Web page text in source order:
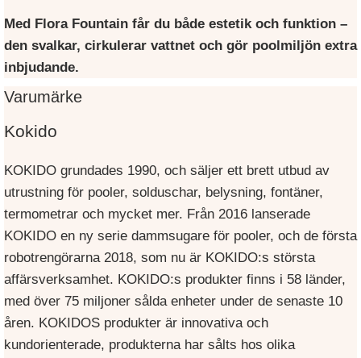
Med Flora Fountain får du både estetik och funktion –
den svalkar, cirkulerar vattnet och gör poolmiljön extra
inbjudande.
Varumärke
Kokido
KOKIDO grundades 1990, och säljer ett brett utbud av
utrustning för pooler, solduschar, belysning, fontäner,
termometrar och mycket mer. Från 2016 lanserade
KOKIDO en ny serie dammsugare för pooler, och de första
robotrengörarna 2018, som nu är KOKIDO:s största
affärsverksamhet. KOKIDO:s produkter finns i 58 länder,
med över 75 miljoner sålda enheter under de senaste 10
åren. KOKIDOS produkter är innovativa och
kundorienterade, produkterna har sålts hos olika